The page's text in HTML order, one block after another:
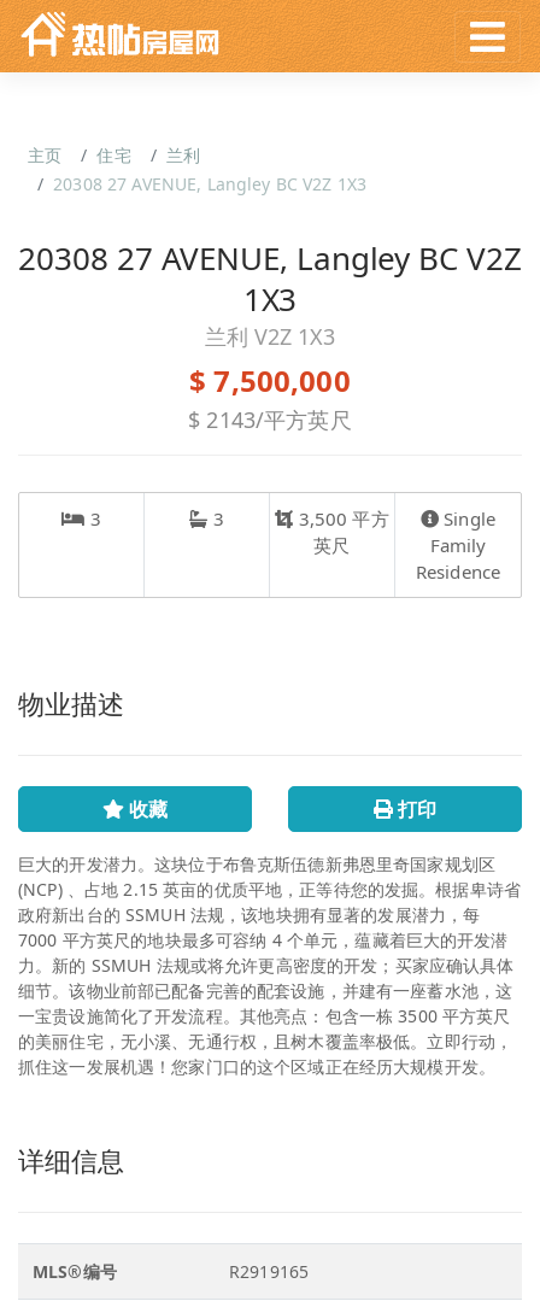
主页 住宅
兰利
20308 27 AVENUE, Langley BC V2Z 1X3
20308 27 AVENUE, Langley BC V2Z
1X3
兰利 V2Z 1X3
$ 7,500,000
$ 2143/平方英尺
3 3
3,500 平方
英尺
Single
Family
Residence
物业描述
收藏 打印
巨大的开发潜力。这块位于布鲁克斯伍德新弗恩里奇国家规划区
(NCP) 、占地 2.15 英亩的优质平地，正等待您的发掘。根据卑诗省
政府新出台的 SSMUH 法规，该地块拥有显著的发展潜力，每
7000 平方英尺的地块最多可容纳 4 个单元，蕴藏着巨大的开发潜
力。新的 SSMUH 法规或将允许更高密度的开发；买家应确认具体
细节。该物业前部已配备完善的配套设施，并建有一座蓄水池，这
一宝贵设施简化了开发流程。其他亮点：包含一栋 3500 平方英尺
的美丽住宅，无小溪、无通行权，且树木覆盖率极低。立即行动，
抓住这一发展机遇！您家门口的这个区域正在经历大规模开发。
详细信息
MLS®编号 R2919165